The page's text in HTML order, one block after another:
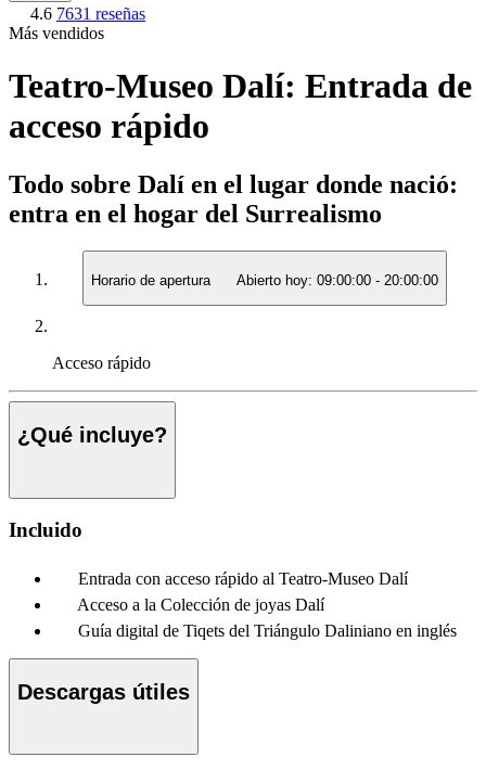
4.6 7631 reseñas
Más vendidos
Teatro-Museo Dalí: Entrada de
acceso rápido
Todo sobre Dalí en el lugar donde nació:
entra en el hogar del Surrealismo
Horario de apertura Abierto hoy: 09:00:00 - 20:00:00
Acceso rápido
¿Qué incluye?
Incluido
Entrada con acceso rápido al Teatro-Museo Dalí
Acceso a la Colección de joyas Dalí
Guía digital de Tiqets del Triángulo Daliniano en inglés
Descargas útiles